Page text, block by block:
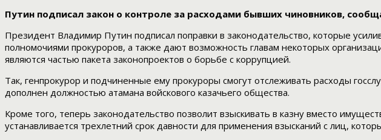
Путин подписал закон о контроле за расходами бывших чиновников,
Президент Владимир Путин подписал поправки в законодательство, которые
полномочиями прокуроров, а также дают возможность главам некоторых
являются частью пакета законопроектов о борьбе с коррупцией.
Так, генпрокурор и подчиненные ему прокуроры смогут отслеживать расходы
дополнен должностью атамана войскового казачьего общества.
Кроме того, теперь законодательство позволит взыскивать в казну вместо
устанавливается трехлетний срок давности для применения взысканий с лиц,